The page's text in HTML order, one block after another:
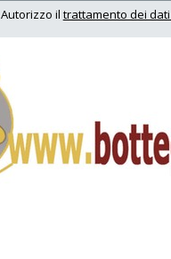
Autorizzo il trattamento dei dati